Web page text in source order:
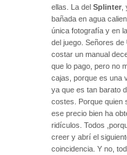
ellas. La del Splinter
bañada en agua
única fotografía y en
del juego. Señores de
costar un manual
que lo pago, pero no
cajas, porque es una
ya que es tan barato
costes. Porque quien
ese precio bien ha
ridículos. Todos
creer y abrí el
coincidencia. Y no,